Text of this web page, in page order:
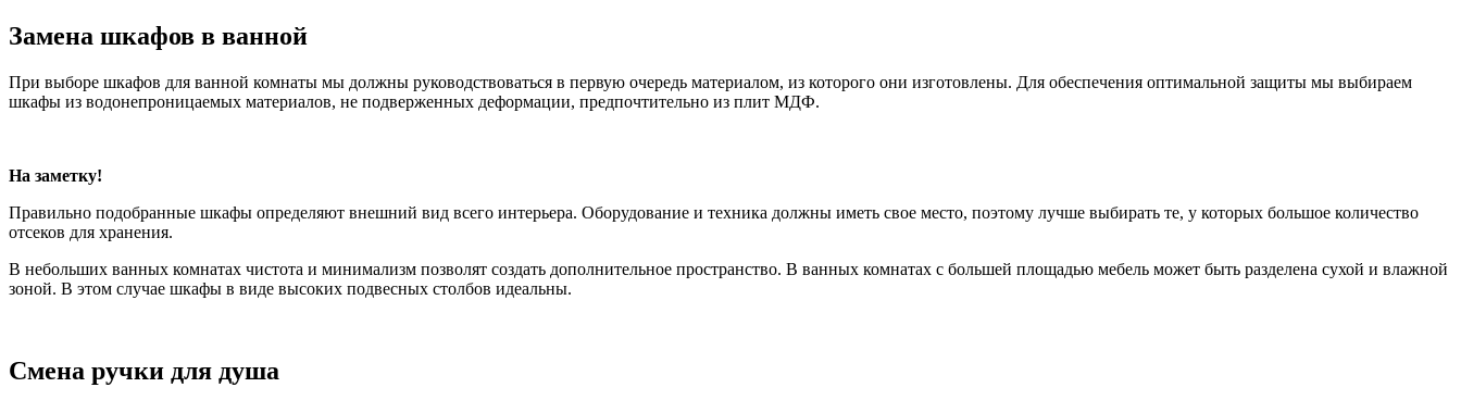
Замена шкафов в ванной
При выборе шкафов для ванной комнаты мы должны руководствоваться в первую очередь материалом, из которого они изготовлены. Для обеспечения оптимальной защиты мы выбираем
шкафы из водонепроницаемых материалов, не подверженных деформации, предпочтительно из плит МДФ.
На заметку!
Правильно подобранные шкафы определяют внешний вид всего интерьера. Оборудование и техника должны иметь свое место, поэтому лучше выбирать те, у которых большое количество
отсеков для хранения.
В небольших ванных комнатах чистота и минимализм позволят создать дополнительное пространство. В ванных комнатах с большей площадью мебель может быть разделена сухой и влажной
зоной. В этом случае шкафы в виде высоких подвесных столбов идеальны.
Смена ручки для душа